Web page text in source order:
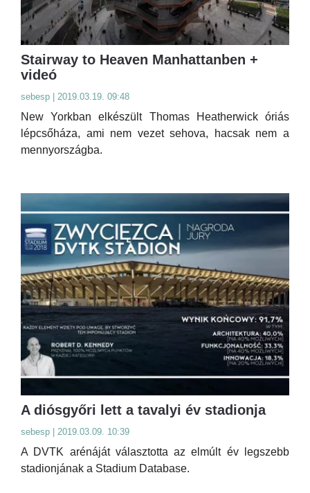
Stairway to Heaven Manhattanben +
videó
sebesp | 2019.03.19. 09:48
New Yorkban elkészült Thomas Heatherwick óriás
lépcsőháza, ami nem vezet sehova, hacsak nem a
mennyországba.
A diósgyőri lett a tavalyi év stadionja
sebesp | 2019.03.09. 10:39
A DVTK arénáját választotta az elmúlt év legszebb
stadionjának a Stadium Database.